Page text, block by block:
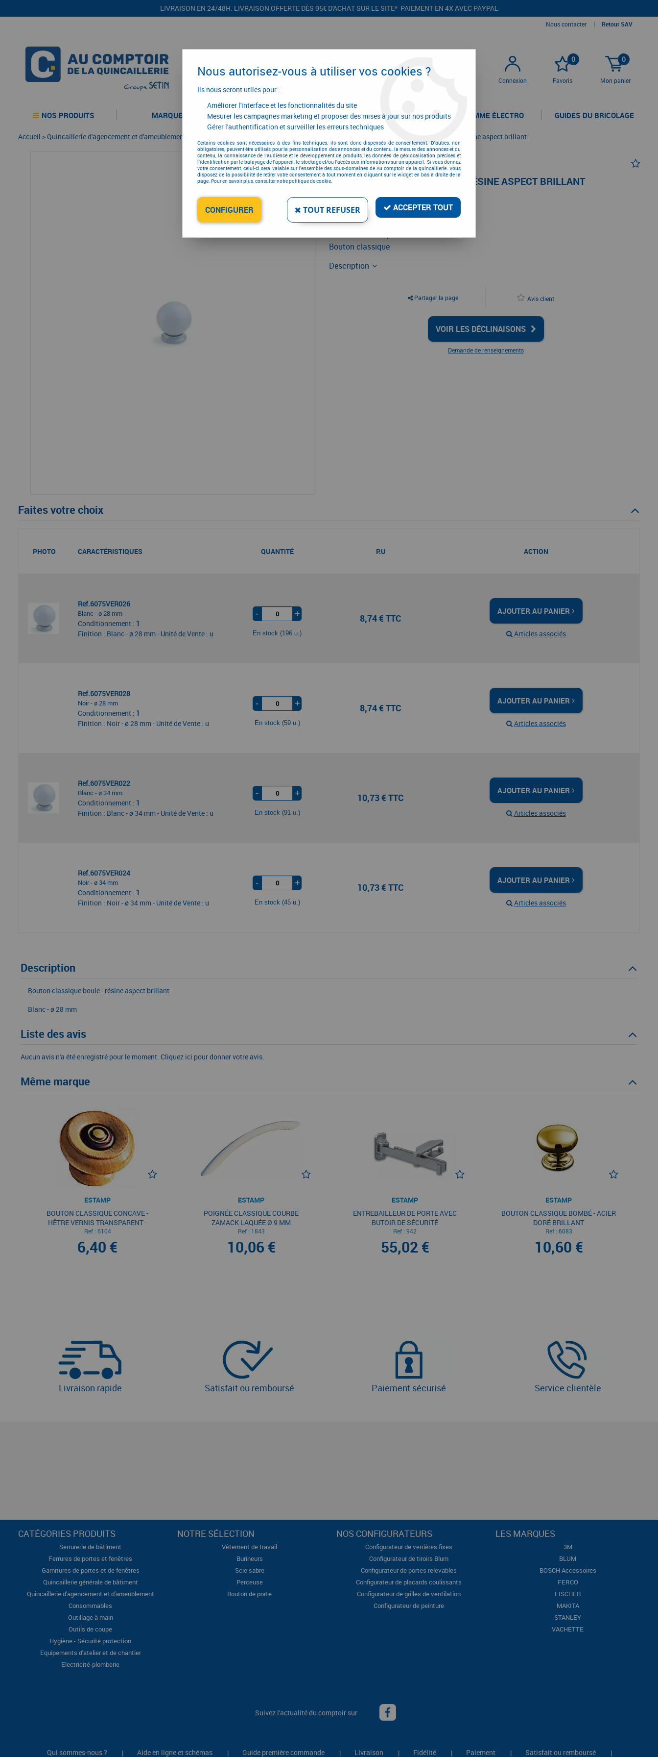
LIVRAISON EN 24/48H. LIVRAISON OFFERTE DÈS 95€ D'ACHAT SUR LE SITE* PAIEMENT EN 4X AVEC PAYPAL
Nous contacter | Retour SAV
Connexion
0
Favoris
0
Mon panier
NOS PRODUITS MARQUES CONFIGURATEURS PROMOTIONS LA GAMME ÉLECTRO GUIDES DU BRICOLAGE
Accueil >Quincaillerie d'agencement et d'ameublement Bouton classique boule - résine aspect brillant
BOUTON CLASSIQUE BOULE - RÉSINE ASPECT BRILLANT
Réf. :6075
À partir de 8,74€TTC
Garniture classique
Bouton classique
Description
Partager la page Avis client
VOIR LES DÉCLINAISONS
Demande de renseignements
Faites votre choix
PHOTO CARACTÉRISTIQUES QUANTITÉ P.U ACTION
Ref.6075VER026
Blanc - ø 28 mm
Conditionnement : 1
Finition : Blanc - ø 28 mm - Unité de Vente : u
- +
En stock (196 u.)
8,74 € TTC
AJOUTER AU PANIER
Articles associés
Ref.6075VER028
Noir - ø 28 mm
Conditionnement : 1
Finition : Noir - ø 28 mm - Unité de Vente : u
- +
En stock (59 u.)
8,74 € TTC
AJOUTER AU PANIER
Articles associés
Ref.6075VER022
Blanc - ø 34 mm
Conditionnement : 1
Finition : Blanc - ø 34 mm - Unité de Vente : u
- +
En stock (91 u.)
10,73 € TTC
AJOUTER AU PANIER
Articles associés
Ref.6075VER024
Noir - ø 34 mm
Conditionnement : 1
Finition : Noir - ø 34 mm - Unité de Vente : u
- +
En stock (45 u.)
10,73 € TTC
AJOUTER AU PANIER
Articles associés
Description
Bouton classique boule - résine aspect brillant
Blanc - ø 28 mm
Liste des avis
Aucun avis n'a été enregistré pour le moment. Cliquez ici pour donner votre avis.
Même marque
ESTAMP
BOUTON CLASSIQUE CONCAVE -
HÊTRE VERNIS TRANSPARENT -
CENTRE VIEUX BRONZE
Ref : 6104
6,40 €
ESTAMP
POIGNÉE CLASSIQUE COURBE
ZAMACK LAQUÉE Ø 9 MM
Ref : 1843
10,06 €
ESTAMP
ENTREBAILLEUR DE PORTE AVEC
BUTOIR DE SÉCURITÉ
Ref : 942
55,02 €
ESTAMP
BOUTON CLASSIQUE BOMBÉ - ACIER
DORÉ BRILLANT
Ref : 6083
10,60 €
Livraison rapide Satisfait ou remboursé Paiement sécurisé Service clientèle
CATÉGORIES PRODUITS
Serrurerie de bâtiment
Ferrures de portes et fenêtres
Garnitures de portes et de fenêtres
Quincaillerie générale de bâtiment
Quincaillerie d'agencement et d'ameublement
Consommables
Outillage à main
Outils de coupe
Hygiène - Sécurité protection
Equipements d'atelier et de chantier
Electricité-plomberie
NOTRE SÉLECTION
Vêtement de travail
Burineurs
Scie sabre
Perceuse
Bouton de porte
NOS CONFIGURATEURS
Configurateur de verrières fixes
Configurateur de tiroirs Blum
Configurateur de portes relevables
Configurateur de placards coulissants
Configurateur de grilles de ventilation
Configurateur de peinture
LES MARQUES
3M
BLUM
BOSCH Accessoires
FERCO
FISCHER
MAKITA
STANLEY
VACHETTE
Suivez l'actualité du comptoir sur
Qui sommes-nous ? | Aide en ligne et schémas | Guide première commande | Livraison | Fidélité | Paiement | Satisfait ou remboursé |
Nous autorisez-vous à utiliser vos cookies ?
Ils nous seront utiles pour :
Améliorer l'interface et les fonctionnalités du site
Mesurer les campagnes marketing et proposer des mises à jour sur nos produits
Gérer l'authentification et surveiller les erreurs techniques
Certains cookies sont nécessaires à des fins techniques, ils sont donc dispensés de consentement. D'autres, non
obligatoires, peuvent être utilisés pour la personnalisation des annonces et du contenu, la mesure des annonces et du
contenu, la connaissance de l'audience et le développement de produits, les données de géolocalisation précises et
l'identification par le balayage de l'appareil, le stockage et/ou l'accès aux informations sur un appareil. Si vous donnez
votre consentement, celui-ci sera valable sur l’ensemble des sous-domaines de Au comptoir de la quincaillerie. Vous
disposez de la possibilité de retirer votre consentement à tout moment en cliquant sur le widget en bas à droite de la
page. Pour en savoir plus, consulter notre politique de cookie.
CONFIGURER TOUT REFUSER ACCEPTER TOUT